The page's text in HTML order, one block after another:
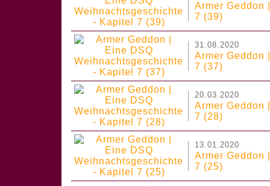
Armer Geddon
7 (39)
31.08.2020
Armer Geddon
7 (37)
20.03.2020
Armer Geddon
7 (28)
13.01.2020
Armer Geddon
7 (25)